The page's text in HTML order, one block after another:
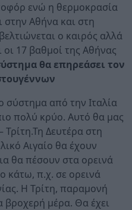
ενώ η θερμοκρασία
στην Αθήνα και στη
ο καιρός αλλά
17 βαθμοί της Αθήνας
θα επηρεάσει τον
σύστημα από την Ιταλία
πολύ κρύο. Αυτό θα μας
Τρίτη.Τη Δευτέρα στη
Αιγαίο θα έχουν
θα πέσουν στα ορεινά
κάτω, π.χ. σε ορεινά
Η Τρίτη, παραμονή
βροχερή μέρα. Θα έχει